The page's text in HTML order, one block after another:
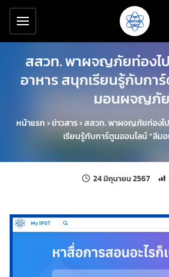
ข้ามไปยังเนื้อหาหลัก
เครื่องมือช่วยเหลือ
สสวท. พาผจญภัยท่องไ
อาหาร สนุกเรียนรู้กับกา
มอนผจญภั
หน้าแรก›ข่าวสาร›สสวท. พาผจญภัยท่องไ
เรียนรู้กับการ์ตูนออนไลน์ “ลี
24 มิถุนายน 2567 แก้ไ
จำ